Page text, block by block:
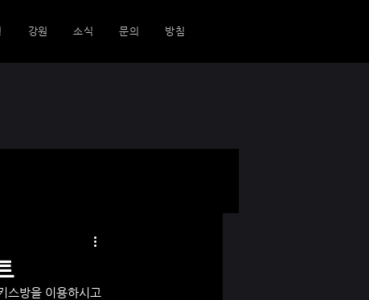
강원 소식 문의 방침
스방을 이용하시고